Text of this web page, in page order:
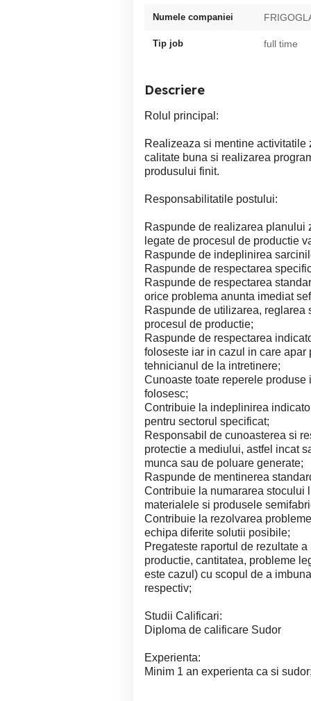
Numele companiei
Tip job full time
Descriere
Rolul principal:
Realizeaza si mentine
calitate buna si realizarea
produsului finit.
Responsabilitatile postului:
Raspunde de realizarea
legate de procesul de productie
Raspunde de indeplinirea
Raspunde de respectarea
Raspunde de respectarea
orice problema anunta imediat
Raspunde de utilizarea,
procesul de productie;
Raspunde de respectarea
foloseste iar in cazul in care
tehnicianul de la intretinere;
Cunoaste toate reperele
folosesc;
Contribuie la indeplinirea
pentru sectorul specificat;
Responsabil de cunoasterea si
protectie a mediului, astfel incat
munca sau de poluare generate;
Raspunde de mentinerea
Contribuie la numararea stocului
materialele si produsele
Contribuie la rezolvarea
echipa diferite solutii posibile;
Pregateste raportul de rezultate
productie, cantitatea, probleme
este cazul) cu scopul de a
respectiv;
Studii Calificari:
Diploma de calificare Sudor
Experienta:
Minim 1 an experienta ca si